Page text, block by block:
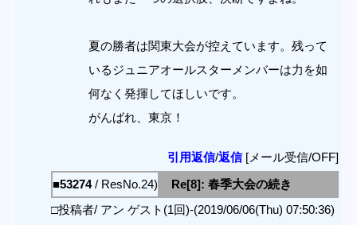
夏の勝者は関東大会が控えています。残って
いるジュニアオールスターメンバーは力を如
何なく発揮してほしいです。
がんばれ、東京！
引用返信/返信[メール受信/OFF]
■53274/ ResNo.24)
Re[8]: 春季大会の続き
□投稿者/ アン ゲスト(1回)-(2019/06/06(Thu) 07:50:36)